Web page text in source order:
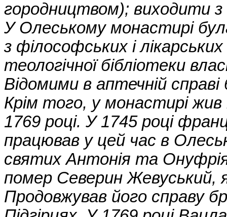
городництвом); виходити
У Олеському монастирі
з філософських і
теологічної бібліотеки
Відомими в аптечній
Крім того, у монастирі жив
1769 році. У 1745 році
працював у цей час в
святих Антонія та
помер Северин Жевуський,
Продовжував його справу